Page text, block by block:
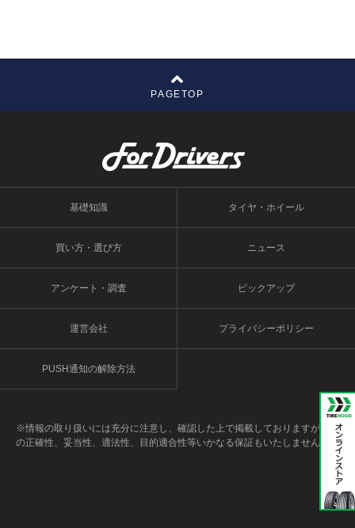
PAGETOP
基礎知識 タイヤ・ホイール
買い方・選び方 ニュース
アンケート・調査 ピックアップ
運営会社 プライバシーポリシー
PUSH通知の解除方法
※情報の取り扱いには充分に注意し、確認した上で掲載しておりますが、そ
の正確性、妥当性、適法性、目的適合性等いかなる保証もいたしません。